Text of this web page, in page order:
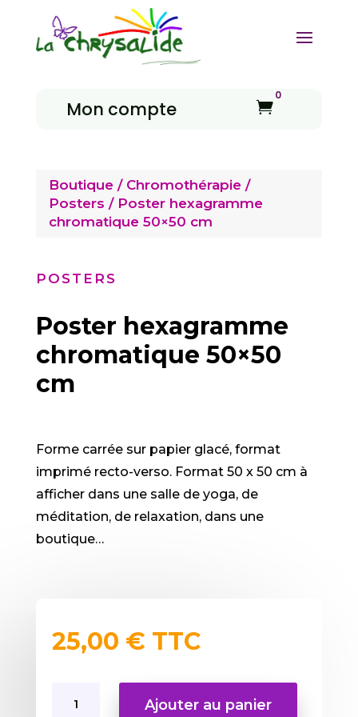
Mon compte 
0
Boutique/ Chromothérapie/
Posters / Poster hexagramme
chromatique 50×50 cm
POSTERS
Poster hexagramme
chromatique 50×50
cm
Forme carrée sur papier glacé, format
imprimé recto-verso. Format 50 x 50 cm à
afficher dans une salle de yoga, de
méditation, de relaxation, dans une
boutique…
25,00 € TTC
Ajouter au panier